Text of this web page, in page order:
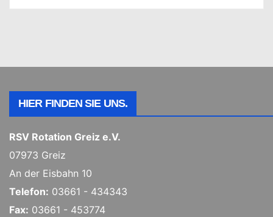
HIER FINDEN SIE UNS.
RSV Rotation Greiz e.V.
07973 Greiz
An der Eisbahn 10
Telefon: 03661 - 434343
Fax: 03661 - 453774